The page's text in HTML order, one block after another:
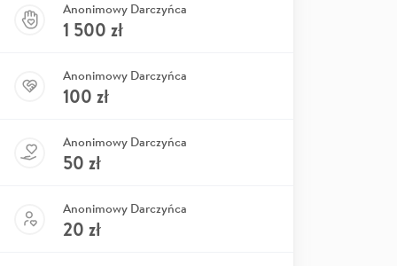
Anonimowy Darczyńca
1 500 zł
Anonimowy Darczyńca
100 zł
Anonimowy Darczyńca
50 zł
Anonimowy Darczyńca
20 zł